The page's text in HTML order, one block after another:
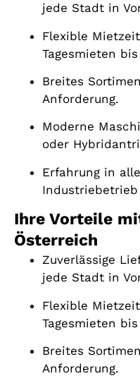
jede Stadt in
Flexible
Tagesmieten
Breites
Anforderung.
Moderne
oder
Erfahrung in
Industriebetrieb
Ihre Vorteile
Österreich
Zuverlässige
jede Stadt in
Flexible
Tagesmieten
Breites
Anforderung.